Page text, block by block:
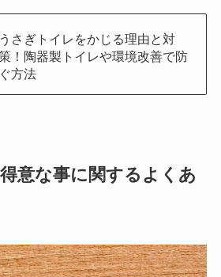
うさぎトイレをかじる理由と対
！陶器製トイレや環境改善で防
ぐ方法
意な事に関するよくあ